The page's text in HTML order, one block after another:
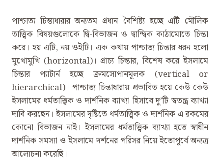
পাশ্চাত্য চিন্তাধারার অন্যতম প্রধান বৈশিষ্ট্য হচ্ছে এটি মৌলিক
তাত্ত্বিক বিষয়গুলোকে দ্বি-বিভাজন ও দ্বান্দ্বিক কাঠামোতে চিন্তা
করে। হয় এটি, নয় ওইটি। এক কথায় পাশ্চাত্য চিন্তার ধরন হলো
মুখোমুখি (horizontal)। প্রাচ্য চিন্তার, বিশেষ করে ইসলামে
চিন্তার প্যাটার্ন হচ্ছে ক্রমসোপানমূলক (vertical or
hierarchical)। পাশ্চাত্য চিন্তাধারায় প্রভাবিত হয়ে কেউ কেউ
ইসলামের ধর্মতাত্ত্বিক ও দার্শনিক ব্যাখ্যা হিসাবে দু’টি স্বতন্ত্র ব্যাখ্যা
দাবি করছেন। ইসলামের দৃষ্টিতে ধর্মতাত্ত্বিক ও দার্শনিক এ রকমের
কোনো বিভাজন নাই। ইসলামের ধর্মতাত্ত্বিক ব্যাখ্যা হতে স্বাধীন
দার্শনিক সমস্যা ও ইসলামে দর্শনের পরিসর নিয়ে ইতোপূর্বে অন্যত্র
আলোচনা করেছি।